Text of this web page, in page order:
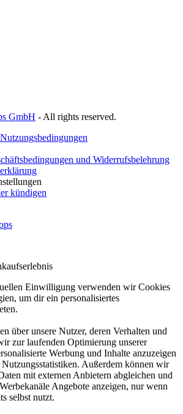
GmbH - All rights reserved.
und Widerrufsbelehrung
kündigen
Einwilligung verwenden wir Cookies
um dir ein personalisiertes
über unsere Nutzer, deren Verhalten und
zur laufenden Optimierung unserer
Werbung und Inhalte anzuzeigen
Außerdem können wir
mit externen Anbietern abgleichen und
Angebote anzeigen, nur wenn
selbst nutzt.